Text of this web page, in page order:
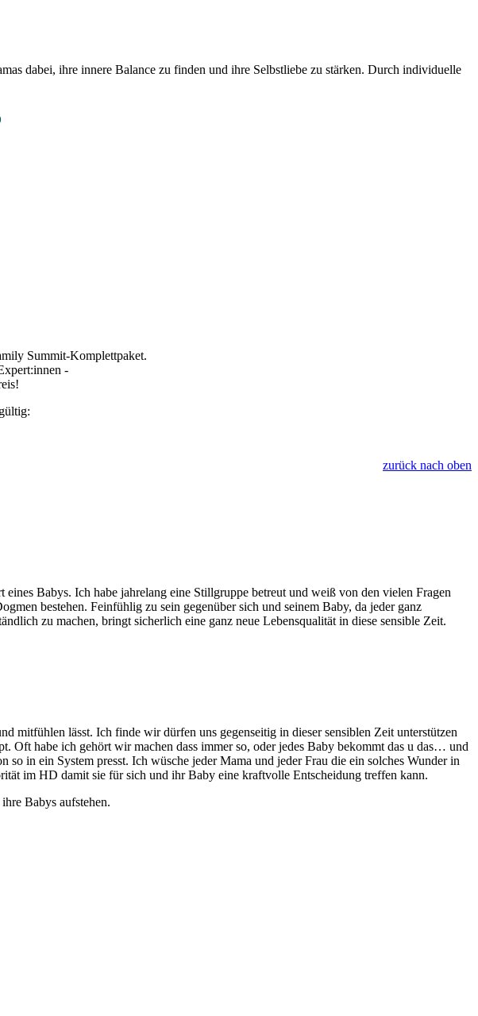
dabei, ihre innere Balance zu finden und ihre Selbstliebe zu stärken. Durch individuelle
Summit-Komplettpaket.
-
zurück nach oben
Babys. Ich habe jahrelang eine Stillgruppe betreut und weiß von den vielen Fragen
bestehen. Feinfühlig zu sein gegenüber sich und seinem Baby, da jeder ganz
zu machen, bringt sicherlich eine ganz neue Lebensqualität in diese sensible Zeit.
mitfühlen lässt. Ich finde wir dürfen uns gegenseitig in dieser sensiblen Zeit unterstützen
Oft habe ich gehört wir machen dass immer so, oder jedes Baby bekommt das u das… und
in ein System presst. Ich wüsche jeder Mama und jeder Frau die ein solches Wunder in
im HD damit sie für sich und ihr Baby eine kraftvolle Entscheidung treffen kann.
Babys aufstehen.